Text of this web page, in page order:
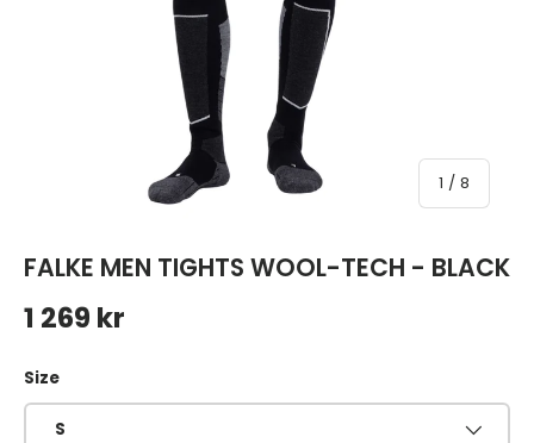
1 / av
8
FALKE MEN TIGHTS WOOL-TECH - BLACK
Ordinarie pris
1 269 kr
Size
S